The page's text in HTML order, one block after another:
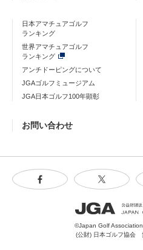
日本アマチュアゴルフ
ランキング
世界アマチュアゴルフ
ランキング
アンチドーピングについて
JGAゴルフミュージアム
JGA日本ゴルフ100年顕彰
お問い合わせ
©Japan Golf
(公財) 日本ゴルフ協会